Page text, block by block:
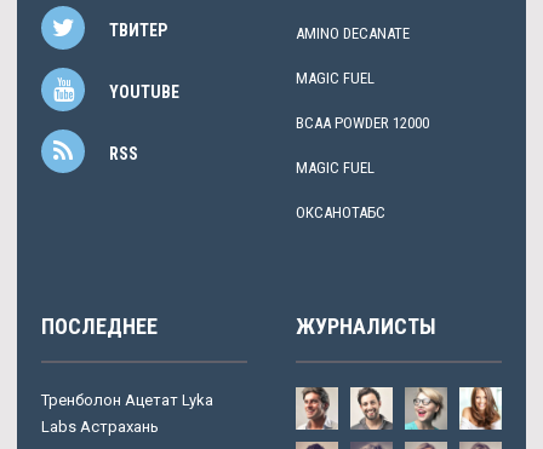
ТВИТЕР
YOUTUBE
RSS
AMINO DECANATE
MAGIC FUEL
BCAA POWDER 12000
MAGIC FUEL
ОКСАНОТАБС
ПОСЛЕДНЕЕ
Тренболон Ацетат Lyka
Labs Астрахань
ЖУРНАЛИСТЫ